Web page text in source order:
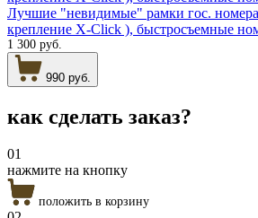
Лучшие "невидимые" рамки гос. номера
крепление X-Click ), быстросъемные
1 300 руб.
990 руб.
как сделать заказ?
01
нажмите на кнопку
положить в корзину